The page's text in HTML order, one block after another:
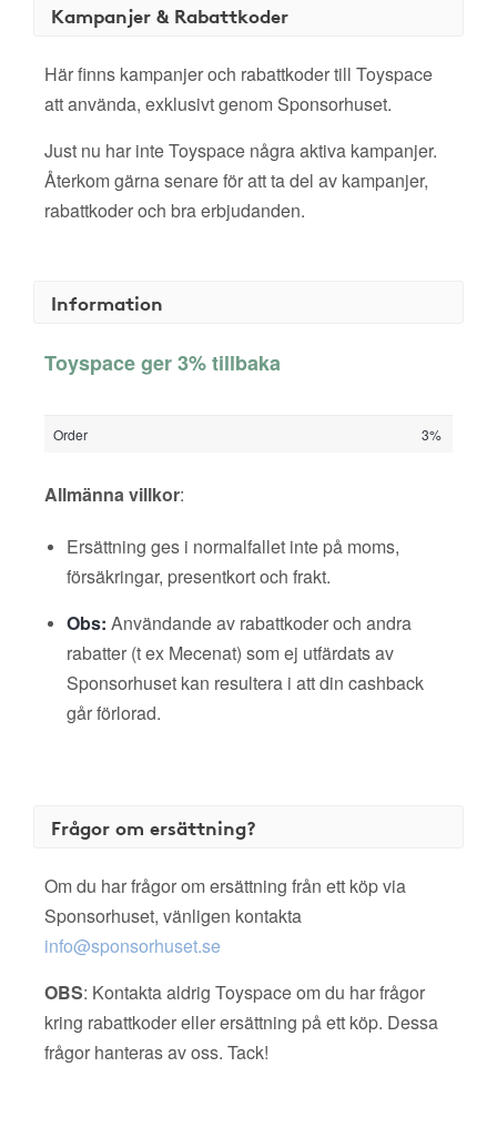
Kampanjer & Rabattkoder
Här finns kampanjer och rabattkoder till Toyspace
att använda, exklusivt genom Sponsorhuset.
Just nu har inte Toyspace några aktiva kampanjer.
Återkom gärna senare för att ta del av kampanjer,
rabattkoder och bra erbjudanden.
Information
Toyspace ger 3% tillbaka
Order 3%
Allmänna villkor:
Ersättning ges i normalfallet inte på moms,
försäkringar, presentkort och frakt.
Obs: Användande av rabattkoder och andra
rabatter (t ex Mecenat) som ej utfärdats av
Sponsorhuset kan resultera i att din cashback
går förlorad.
Frågor om ersättning?
Om du har frågor om ersättning från ett köp via
Sponsorhuset, vänligen kontakta
info@sponsorhuset.se
OBS: Kontakta aldrig Toyspace om du har frågor
kring rabattkoder eller ersättning på ett köp. Dessa
frågor hanteras av oss. Tack!